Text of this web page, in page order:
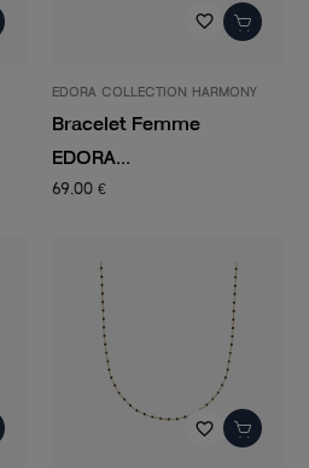
favorite_border
EDORA COLLECTION HARMONY
Bracelet Femme
EDORA...
69,00 €
favorite_border